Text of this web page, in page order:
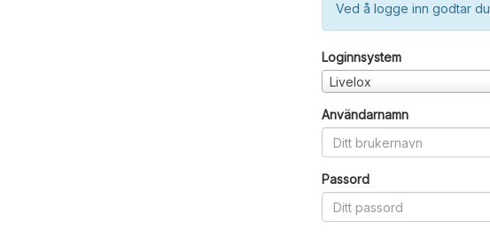
Ved å logge inn godtar du
Loginnsystem
Livelox
Användarnamn
Passord